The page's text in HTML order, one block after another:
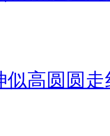
似高圆圆走